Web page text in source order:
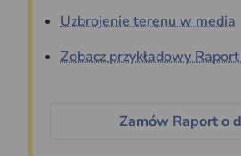
Uzbrojenie terenu w media
Zobacz przykładowy
Zamów Raport o